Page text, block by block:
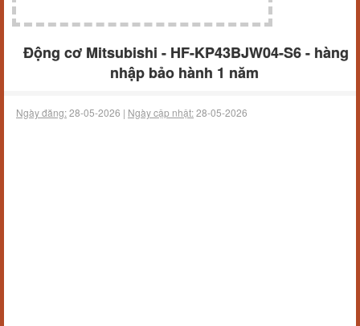
Động cơ Mitsubishi - HF-KP43BJW04-S6 - hàng
nhập bảo hành 1 năm
Ngày đăng:28-05-2026 | Ngày cập nhật:28-05-2026